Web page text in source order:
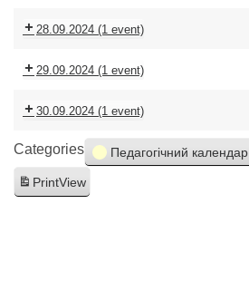
28.09.2024 (1 event)
29.09.2024 (1 event)
30.09.2024 (1 event)
Categories Педагогічний календар
PrintView